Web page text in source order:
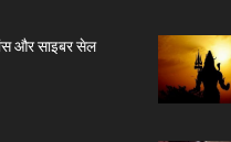
और साइबर सेल